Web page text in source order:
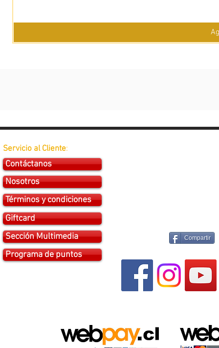
Servicio al Cliente:
Contáctanos
Nosotros
Términos y condiciones
Giftcard
Sección Multimedia
Programa de puntos
Compartir